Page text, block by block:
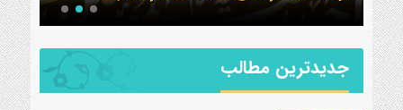
جدیدترین مطالب